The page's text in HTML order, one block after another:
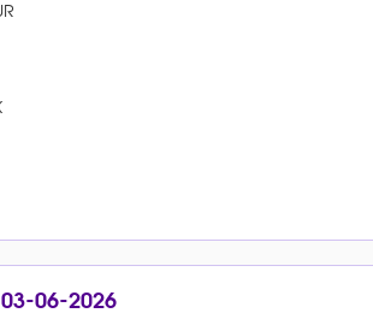
03-06-2026